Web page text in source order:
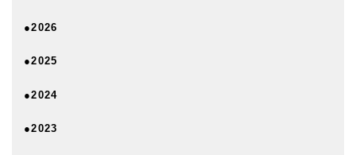
●2026
●2025
●2024
●2023